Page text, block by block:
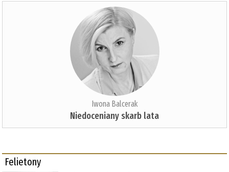
Iwona Balcerak
Niedoceniany skarb lata
Felietony